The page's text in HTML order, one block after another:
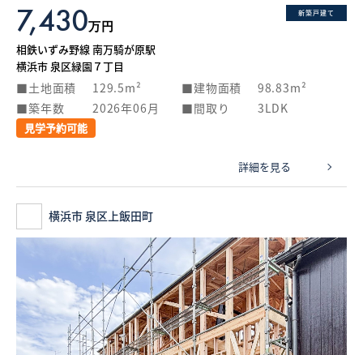
新築戸建て
7,430万円
相鉄いずみ野線 南万騎が原駅
横浜市 泉区緑園７丁目
土地面積 129.5m² 建物面積
98.83m²
築年数
2026年06月 間取り 3LDK
見学予約可能
詳細を見る
横浜市 泉区上飯田町